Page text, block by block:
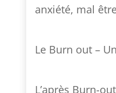
anxiété, mal
Le Burn out –
L’après Burn-